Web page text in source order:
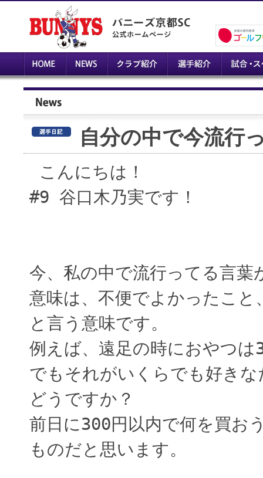
自分の中で今流行
こんにちは！
#9 谷口木乃実です！
今、私の中で流行ってる言葉
意味は、不便でよかったこ
と言う意味です。
例えば、遠足の時におやつ
でもそれがいくらでも好き
どうですか？
前日に300円以内で何を買お
ものだと思います。